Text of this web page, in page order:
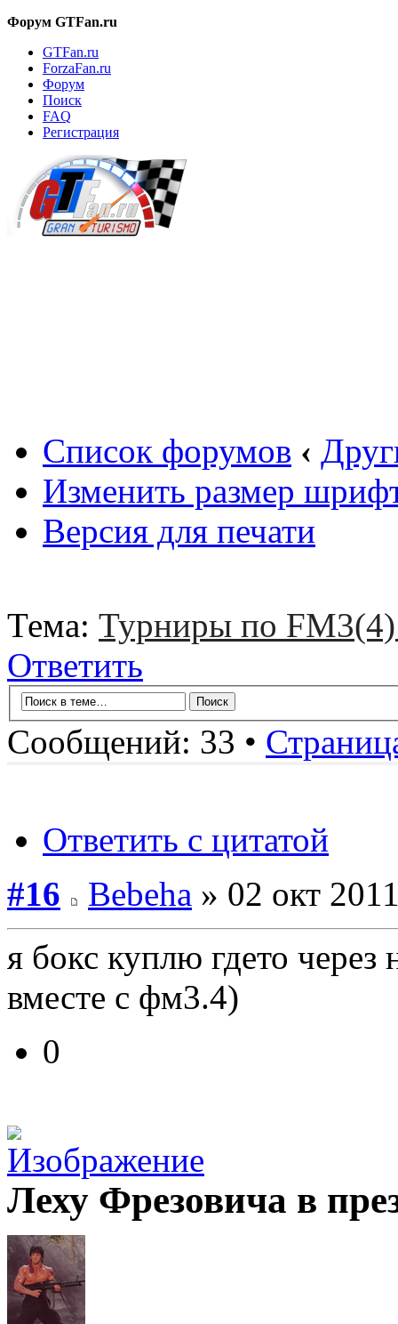
Форум GTFan.ru
GTFan.ru
ForzaFan.ru
Форум
Поиск
FAQ
Регистрация
Список форумов ‹
Изменить размер
Версия для печати
Тема: Турниры по FM3(4)
Ответить
Сообщений: 33 •
Ответить с цитатой
#16
Bebeha » 02 окт
я бокс куплю гдето через
вместе с фм3.4)
0
Леху Фрезовича в